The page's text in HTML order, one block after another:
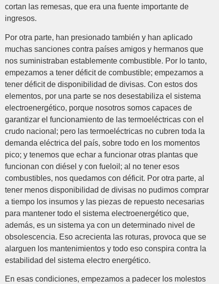
cortan las remesas, que era una fuente importante de
ingresos.
Por otra parte, han presionado también y han aplicado
muchas sanciones contra países amigos y hermanos que
nos suministraban establemente combustible. Por lo tanto,
empezamos a tener déficit de combustible; empezamos a
tener déficit de disponibilidad de divisas. Con estos dos
elementos, por una parte se nos desestabiliza el sistema
electroenergético, porque nosotros somos capaces de
garantizar el funcionamiento de las termoeléctricas con el
crudo nacional; pero las termoeléctricas no cubren toda la
demanda eléctrica del país, sobre todo en los momentos
pico; y tenemos que echar a funcionar otras plantas que
funcionan con diésel y con fueloil; al no tener esos
combustibles, nos quedamos con déficit. Por otra parte, al
tener menos disponibilidad de divisas no pudimos comprar
a tiempo los insumos y las piezas de repuesto necesarias
para mantener todo el sistema electroenergético que,
además, es un sistema ya con un determinado nivel de
obsolescencia. Eso acrecienta las roturas, provoca que se
alarguen los mantenimientos y todo eso conspira contra la
estabilidad del sistema electro energético.
En esas condiciones, empezamos a padecer los molestos